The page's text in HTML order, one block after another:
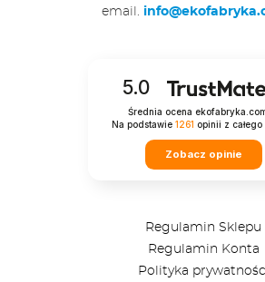
email.
5.0
Średnia ocena
Na podstawie 1261 opinii z
Zobacz opinie
Regulamin Sklepu
Regulamin Konta
Polityka